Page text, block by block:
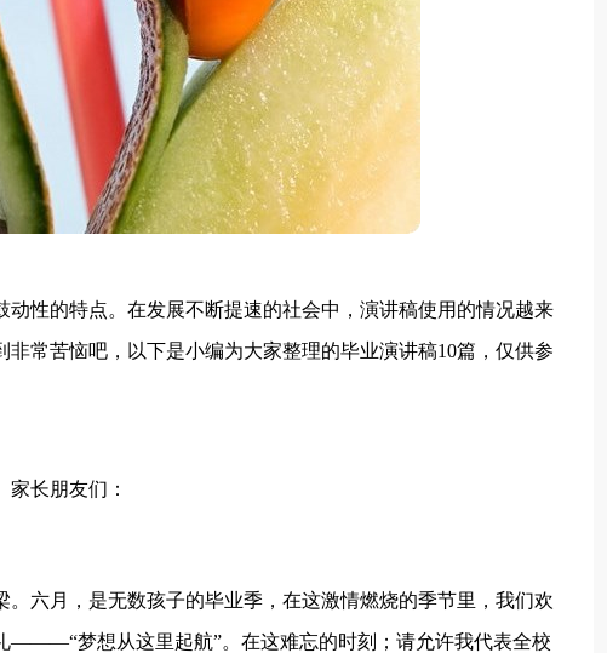
动性的特点。在发展不断提速的社会中，演讲稿使用的情况越来
常苦恼吧，以下是小编为大家整理的毕业演讲稿10篇，仅供参
长朋友们：
。六月，是无数孩子的毕业季，在这激情燃烧的季节里，我们欢
———“梦想从这里起航”。在这难忘的时刻；请允许我代表全校